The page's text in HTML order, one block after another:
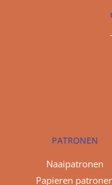
PATRONEN
Naaipatronen
Papieren